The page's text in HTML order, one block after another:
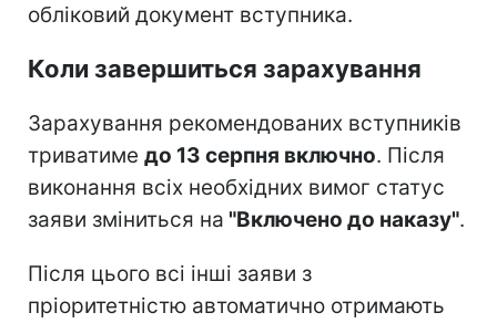
обліковий документ вступника.
Коли завершиться зарахування
Зарахування рекомендованих вступників
триватиме до 13 серпня включно. Після
виконання всіх необхідних вимог статус
заяви зміниться на "Включено до наказу".
Після цього всі інші заяви з
пріоритетністю автоматично отримають